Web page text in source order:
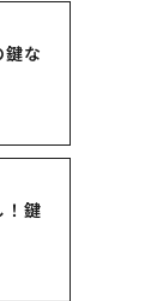
鍵な
！鍵